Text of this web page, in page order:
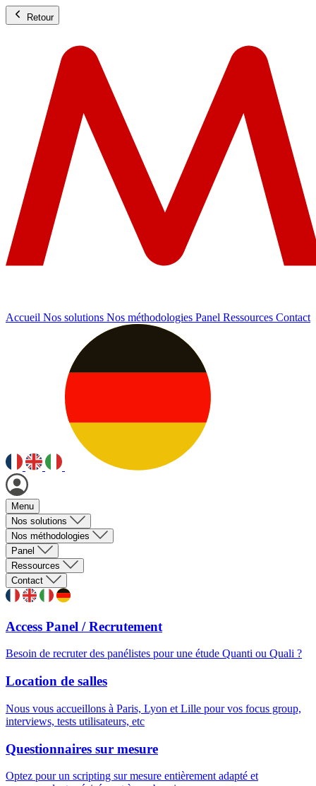
Retour
Accueil Nos solutions Nos méthodologies Panel Ressources Contact
Menu
Nos solutions
Nos méthodologies
Panel
Ressources
Contact
Access Panel / Recrutement
Besoin de recruter des panélistes pour une étude Quanti ou Quali ?
Location de salles
Nous vous accueillons à Paris, Lyon et Lille pour vos focus group,
interviews, tests utilisateurs, etc
Questionnaires sur mesure
Optez pour un scripting sur mesure entièrement adapté et